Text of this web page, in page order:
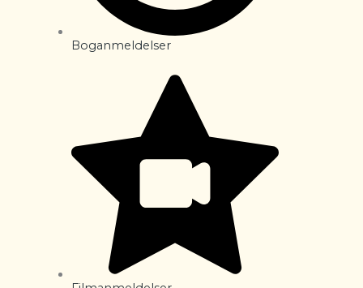
Boganmeldelser